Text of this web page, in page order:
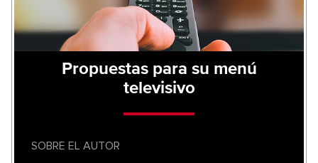
Propuestas para su menú
televisivo
SOBRE EL AUTOR